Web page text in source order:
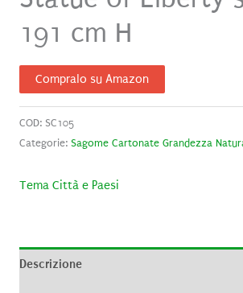
191 cm H
Compralo su Amazon
COD: SC105
Categorie: Sagome Cartonate Grandezza
Tema Città e Paesi
Descrizione